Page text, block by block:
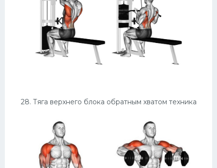
28. Тяга верхнего блока обратным хватом техника